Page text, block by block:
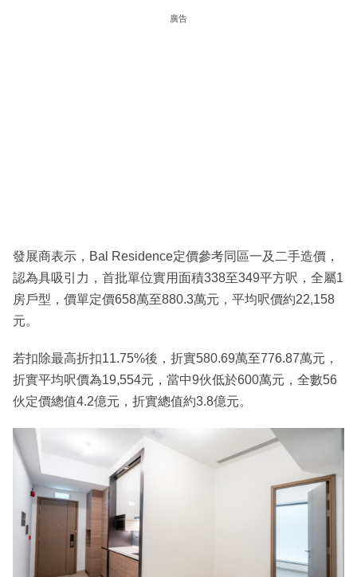
廣告
發展商表示，Bal Residence定價參考同區一及二手造價，
認為具吸引力，首批單位實用面積338至349平方呎，全屬1
房戶型，價單定價658萬至880.3萬元，平均呎價約22,158
元。
若扣除最高折扣11.75%後，折實580.69萬至776.87萬元，
折實平均呎價為19,554元，當中9伙低於600萬元，全數56
伙定價總值4.2億元，折實總值約3.8億元。